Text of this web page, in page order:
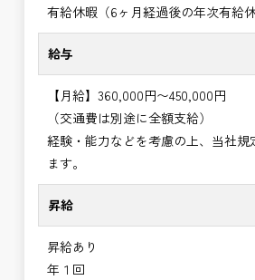
有給休暇（6ヶ月経過後の年次有給
給与
【月給】360,000円〜450,000円
（交通費は別途に全額支給）
経験・能力などを考慮の上、当社規
ます。
昇給
昇給あり
年１回